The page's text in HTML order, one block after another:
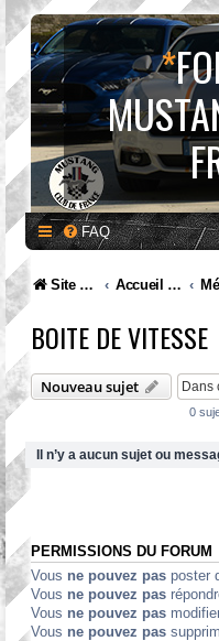
*
FAQ
Site internet MCF Accueil Forum
BOITE DE VITESSE
Nouveau sujet
0
Il n’y a aucun sujet ou
PERMISSIONS DU FORUM
Vous ne pouvez pas poster
Vous ne pouvez pas
Vous ne pouvez pas
Vous ne pouvez pas